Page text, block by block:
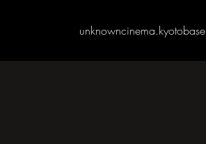
unknowncinema.kyotobase